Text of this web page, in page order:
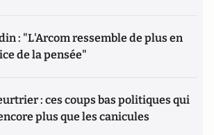
: "L'Arcom ressemble de plus en
de la pensée"
: ces coups bas politiques qui
plus que les canicules